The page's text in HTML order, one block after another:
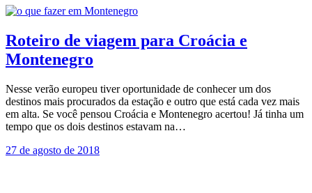
Roteiro de viagem para Croácia e
Montenegro
Nesse verão europeu tiver oportunidade de conhecer um dos
destinos mais procurados da estação e outro que está cada vez mais
em alta. Se você pensou Croácia e Montenegro acertou! Já tinha um
tempo que os dois destinos estavam na…
27 de agosto de 2018